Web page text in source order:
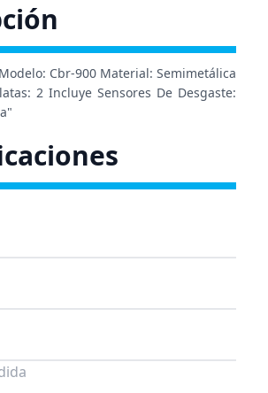
Cbr-900 Material: Semimetálica
2 Incluye Sensores De Desgaste: